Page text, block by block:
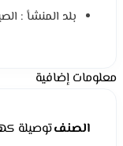
بلد المنشأ :
معلومات إضافية
الصنفتوصيلة كهرباء كولن